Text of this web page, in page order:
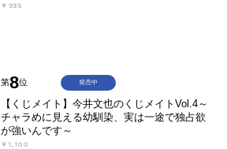
￥935
第8位
【くじメイト】今井文也のくじメイトVol.4～
チャラめに見える幼馴染、実は一途で独占欲
が強いんです～
￥1,100
発売中